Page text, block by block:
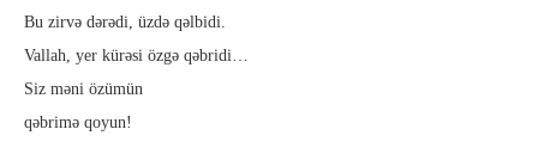
Bu zirvə dərədi, üzdə qəlbidi.
Vallah, yer kürəsi özgə qəbridi…
Siz məni özümün
qəbrimə qoyun!